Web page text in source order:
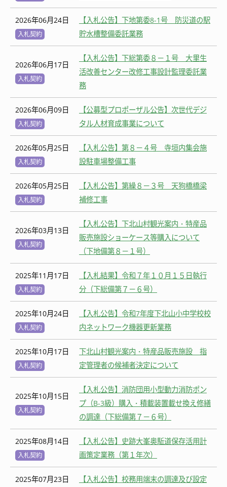
2026年06月24日
入札契約
【入札公告】下地第委8-1号 防災道の駅
貯水槽整備委託業務
2026年06月17日
入札契約
【入札公告】下総第委８－１号 大里生
活改善センター改修工事設計監理委託業
務
2026年06月09日
入札契約
【公募型プロポーザル公告】次世代デジ
タル人材育成事業について
2026年05月25日
入札契約
【入札公告】第８－４号 寺垣内集会施
設駐車場整備工事
2026年05月25日
入札契約
【入札公告】第繰８－３号 天狗橋橋梁
補修工事
2026年03月13日
入札契約
【入札公告】下北山村観光案内・特産品
販売施設ショーケース等購入について
（下地備第８－１号）
2025年11月17日
入札契約
【入札結果】令和７年１０月１５日執行
分（下総備第７－６号）
2025年10月24日
入札契約
【入札公告】令和7年度下北山小中学校校
内ネットワーク機器更新業務
2025年10月17日
入札契約
下北山村観光案内・特産品販売施設 指
定管理者の候補者決定について
2025年10月15日
入札契約
【入札公告】消防団用小型動力消防ポン
プ（B-3級）購入・積載装置載せ換え修繕
の調達（下総備第７－６号）
2025年08月14日
入札契約
【入札公告】史跡大峯奥駈道保存活用計
画策定業務（第１年次）
2025年07月23日
【入札公告】校務用端末の調達及び設定